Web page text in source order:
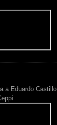
a Eduardo Castillo